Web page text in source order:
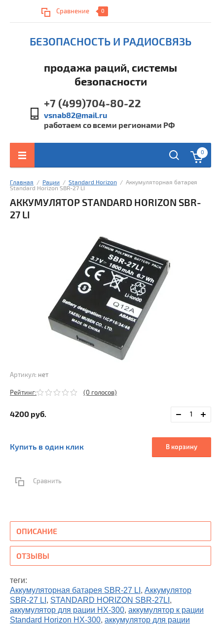
Сравнение 0
БЕЗОПАСНОСТЬ И РАДИОСВЯЗЬ
продажа раций, системы
безопасности
+7 (499)704-80-22
vsnab82@mail.ru
работаем со всеми регионами РФ
0
Главная
  /
Рации
  /
Standard Horizon
  /  Аккумуляторная батарея
Standard Horizon SBR-27 LI
АККУМУЛЯТОР STANDARD HORIZON SBR-
27 LI
Артикул: нет
Рейтинг: (0 голосов)
4200 руб.
Купить в один клик В корзину
Сравнить
ОПИСАНИЕ
ОТЗЫВЫ
теги:
Аккумуляторная батарея SBR-27 LI , Аккумулятор
SBR-27 LI , STANDARD HORIZON SBR-27LI ,
аккумулятор для рации HX-300, аккумулятор к рации
Standard Horizon HX-300, аккумулятор для рации